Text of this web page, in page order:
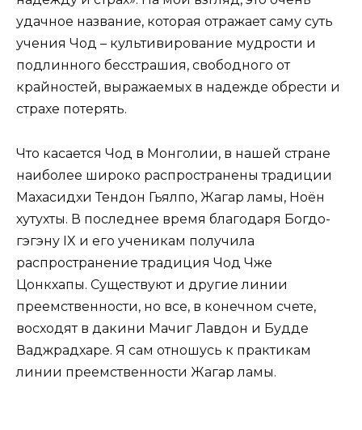
удачное название, которая отражает саму суть
учения Чод – культивирование мудрости и
подлинного бесстрашия, свободного от
крайностей, выражаемых в надежде обрести и
страхе потерять.
Что касается Чод в Монголии, в нашей стране
наиболее широко распространены традиции
Махасидхи Тендон Гьялпо, Жагар ламы, Ноён
хутухты. В последнее время благодаря Богдо-
гэгэну IX и его ученикам получила
распространение традиция Чод Чже
Цонкхапы. Существуют и другие линии
преемственности, но все, в конечном счете,
восходят в дакини Мачиг Лавдон и Будде
Ваджрадхаре. Я сам отношусь к практикам
линии преемственности Жагар ламы.